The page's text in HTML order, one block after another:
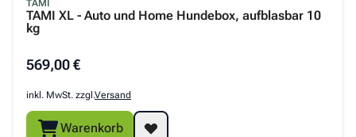
TAMI
TAMI XL - Auto und Home Hundebox, aufblasbar 10
kg
569,00 €
inkl. MwSt. zzgl.Versand
Warenkorb